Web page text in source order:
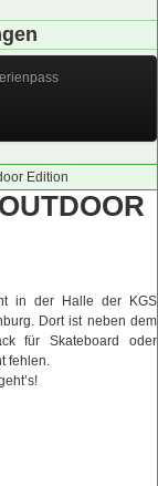
Edition
in der Halle der KGS
Dort ist neben dem
für Skateboard oder
fehlen.